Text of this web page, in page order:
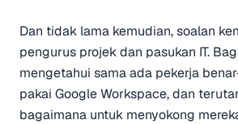
Dan tidak lama kemudian, soalan
pengurus projek dan pasukan IT.
mengetahui sama ada pekerja
pakai Google Workspace, dan
bagaimana untuk menyokong